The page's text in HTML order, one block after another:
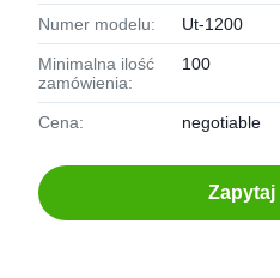
Numer modelu: Ut-1200
Minimalna ilość
zamówienia:
100
Cena: negotiable
Zapytaj